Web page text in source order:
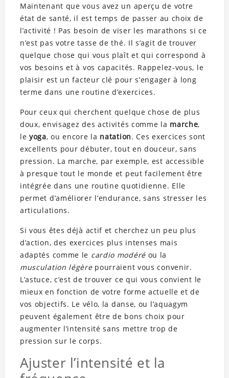
Maintenant que vous avez un aperçu de votre
état de santé, il est temps de passer au choix de
l’activité ! Pas besoin de viser les marathons si ce
n’est pas votre tasse de thé. Il s’agit de trouver
quelque chose qui vous plaît et qui correspond à
vos besoins et à vos capacités. Rappelez-vous, le
plaisir est un facteur clé pour s’engager à long
terme dans une routine d’exercices.
Pour ceux qui cherchent quelque chose de plus
doux, envisagez des activités comme la marche,
leyoga, ou encore la natation. Ces exercices sont
excellents pour débuter, tout en douceur, sans
pression. La marche, par exemple, est accessible
à presque tout le monde et peut facilement être
intégrée dans une routine quotidienne. Elle
permet d’améliorer l’endurance, sans stresser les
articulations.
Si vous êtes déjà actif et cherchez un peu plus
d’action, des exercices plus intenses mais
adaptés comme le cardio modéréou la
musculation légèrepourraient vous convenir.
L’astuce, c’est de trouver ce qui vous convient le
mieux en fonction de votre forme actuelle et de
vos objectifs. Le vélo, la danse, ou l’aquagym
peuvent également être de bons choix pour
augmenter l’intensité sans mettre trop de
pression sur le corps.
Ajuster l’intensité et la